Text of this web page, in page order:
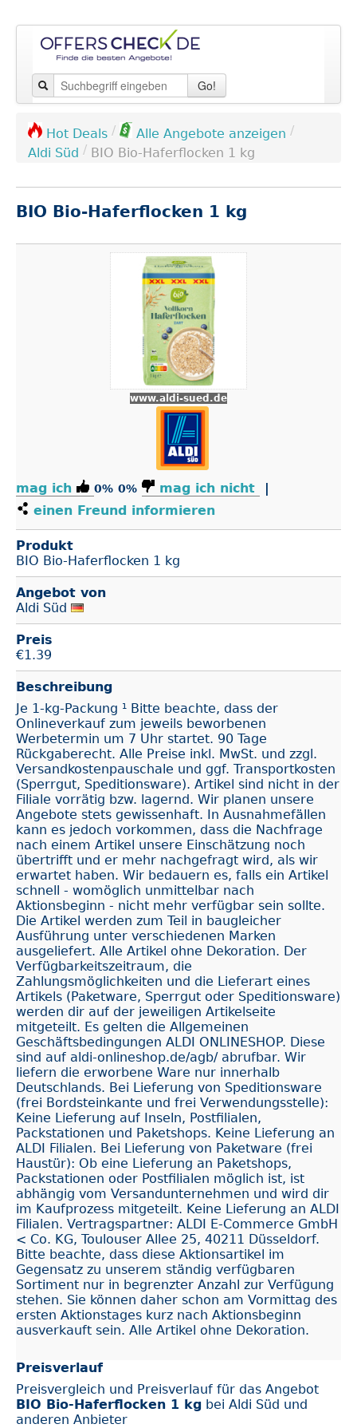
Go!
Hot Deals / Alle Angebote anzeigen /
Aldi Süd / BIO Bio-Haferflocken 1 kg
BIO Bio-Haferflocken 1 kg
www.aldi-sued.de
mag ich 0% 0% mag ich nicht
|
einen Freund informieren
Produkt
BIO Bio-Haferflocken 1 kg
Angebot von
Aldi Süd
Preis
€1.39
Beschreibung
Je 1-kg-Packung ¹ Bitte beachte, dass der
Onlineverkauf zum jeweils beworbenen
Werbetermin um 7 Uhr startet. 90 Tage
Rückgaberecht. Alle Preise inkl. MwSt. und zzgl.
Versandkostenpauschale und ggf. Transportkosten
(Sperrgut, Speditionsware). Artikel sind nicht in der
Filiale vorrätig bzw. lagernd. Wir planen unsere
Angebote stets gewissenhaft. In Ausnahmefällen
kann es jedoch vorkommen, dass die Nachfrage
nach einem Artikel unsere Einschätzung noch
übertrifft und er mehr nachgefragt wird, als wir
erwartet haben. Wir bedauern es, falls ein Artikel
schnell - womöglich unmittelbar nach
Aktionsbeginn - nicht mehr verfügbar sein sollte.
Die Artikel werden zum Teil in baugleicher
Ausführung unter verschiedenen Marken
ausgeliefert. Alle Artikel ohne Dekoration. Der
Verfügbarkeitszeitraum, die
Zahlungsmöglichkeiten und die Lieferart eines
Artikels (Paketware, Sperrgut oder Speditionsware)
werden dir auf der jeweiligen Artikelseite
mitgeteilt. Es gelten die Allgemeinen
Geschäftsbedingungen ALDI ONLINESHOP. Diese
sind auf aldi-onlineshop.de/agb/ abrufbar. Wir
liefern die erworbene Ware nur innerhalb
Deutschlands. Bei Lieferung von Speditionsware
(frei Bordsteinkante und frei Verwendungsstelle):
Keine Lieferung auf Inseln, Postfilialen,
Packstationen und Paketshops. Keine Lieferung an
ALDI Filialen. Bei Lieferung von Paketware (frei
Haustür): Ob eine Lieferung an Paketshops,
Packstationen oder Postfilialen möglich ist, ist
abhängig vom Versandunternehmen und wird dir
im Kaufprozess mitgeteilt. Keine Lieferung an ALDI
Filialen. Vertragspartner: ALDI E-Commerce GmbH
< Co. KG, Toulouser Allee 25, 40211 Düsseldorf.
Bitte beachte, dass diese Aktionsartikel im
Gegensatz zu unserem ständig verfügbaren
Sortiment nur in begrenzter Anzahl zur Verfügung
stehen. Sie können daher schon am Vormittag des
ersten Aktionstages kurz nach Aktionsbeginn
ausverkauft sein. Alle Artikel ohne Dekoration.
Preisverlauf
Preisvergleich und Preisverlauf für das Angebot
BIO Bio-Haferflocken 1 kg bei Aldi Süd und
anderen Anbieter